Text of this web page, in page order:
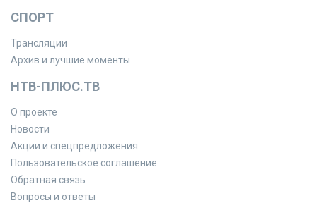
СПОРТ
Трансляции
Архив и лучшие моменты
НТВ-ПЛЮС.ТВ
О проекте
Новости
Акции и спецпредложения
Пользовательское соглашение
Обратная связь
Вопросы и ответы